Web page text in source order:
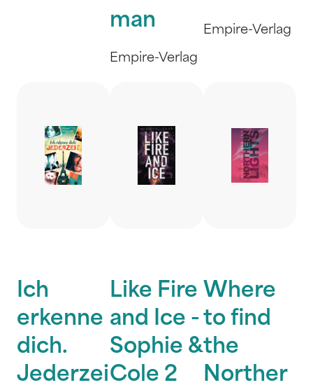
man
Empire-Verlag
Empire-Verlag
Ich
erkenne
dich.
Jederzei
Like Fire
and Ice -
Sophie &
Cole 2
Where
to find
the
Norther